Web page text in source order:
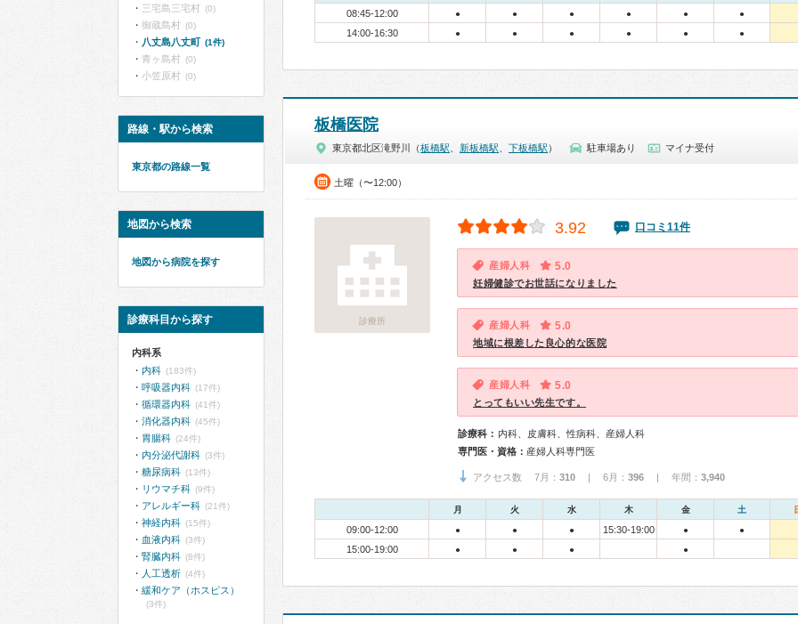
08:45-12:00 ● ● ● ● ● ●
14:00-16:30 ● ● ● ● ● ●
板橋医院
東京都北区滝野川（板橋駅 新板橋駅 下板橋駅 ） 駐車場あり マイナ受付
土曜（〜12:00）
診療所
3.92 口コミ11件
産婦人科 5.0
妊婦健診でお世話になりました
産婦人科 5.0
地域に根差した良心的な医院
産婦人科 5.0
とってもいい先生です。
診療科： 内科、皮膚科、性病科、産婦人科
専門医・資格： 産婦人科専門医
アクセス数 7月： 310 | 6月： 396 | 年間： 3,940
月 火 水 木 金 土
09:00-12:00 ● ● ● 15:30-19:00 ● ●
15:00-19:00 ● ● ● ●
三宅島三宅村 (0)
御蔵島村 (0)
八丈島八丈町 (1件)
青ヶ島村 (0)
小笠原村 (0)
路線・駅から検索
東京都の路線一覧
地図から検索
地図から病院を探す
診療科目から探す
内科系
内科 (183件)
呼吸器内科 (17件)
循環器内科 (41件)
消化器内科 (45件)
胃腸科 (24件)
内分泌代謝科 (3件)
糖尿病科 (13件)
リウマチ科 (9件)
アレルギー科 (21件)
神経内科 (15件)
血液内科 (3件)
腎臓内科 (8件)
人工透析 (4件)
緩和ケア（ホスピス）
(3件)